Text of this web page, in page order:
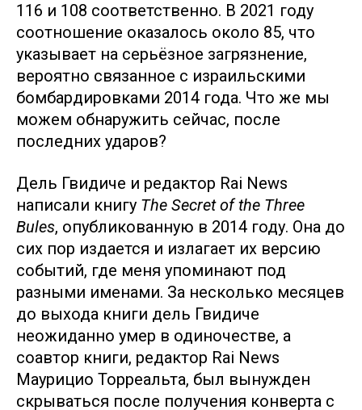
116 и 108 соответственно. В 2021 году
соотношение оказалось около 85, что
указывает на серьёзное загрязнение,
вероятно связанное с израильскими
бомбардировками 2014 года. Что же мы
можем обнаружить сейчас, после
последних ударов?
Дель Гвидиче и редактор Rai News
написали книгу The Secret of the Three
Bules, опубликованную в 2014 году. Она до
сих пор издается и излагает их версию
событий, где меня упоминают под
разными именами. За несколько месяцев
до выхода книги дель Гвидиче
неожиданно умер в одиночестве, а
соавтор книги, редактор Rai News
Маурицио Торреальта, был вынужден
скрываться после получения конверта с